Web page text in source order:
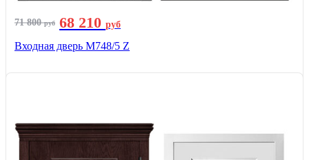
71 800руб 68 210 руб
Входная дверь М748/5 Z